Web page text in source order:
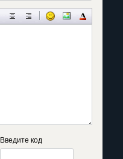
Введите код